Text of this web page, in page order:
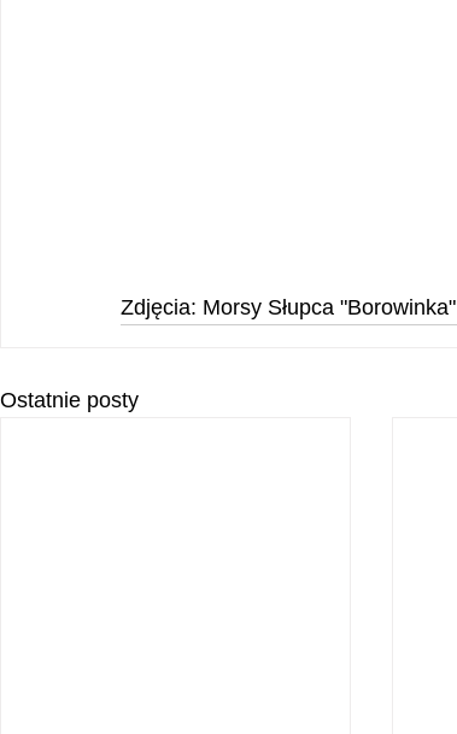
Zdjęcia: Morsy Słupca "Borowinka"
Ostatnie posty